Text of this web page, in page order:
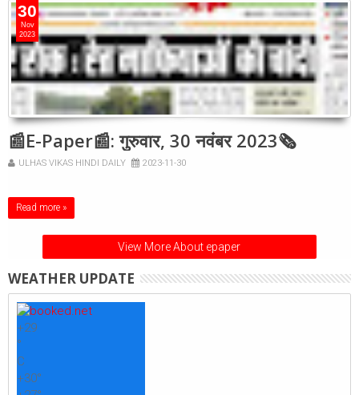
30
Nov
2023
📰E-Paper📰: गुरुवार, 30 नवंबर 2023🗞
ULHAS VIKAS HINDI DAILY 2023-11-30
Read more »
View More About epaper
WEATHER UPDATE
+29
°
C
+30°